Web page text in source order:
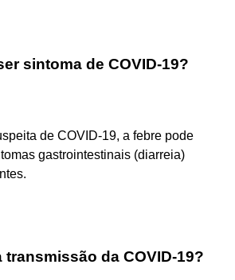
sintoma de COVID-19?
de COVID-19, a febre pode
gastrointestinais (diarreia)
transmissão da COVID-19?